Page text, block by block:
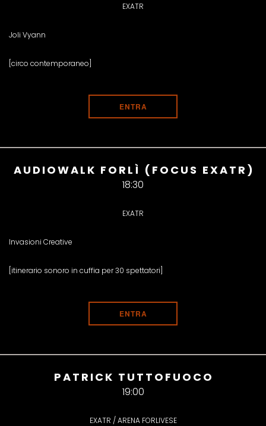
EXATR
Joli Vyann
[circo contemporaneo]
ENTRA
AUDIOWALK FORLÌ (FOCUS EXATR)
18:30
EXATR
Invasioni Creative
[itinerario sonoro in cuffia per 30 spettatori]
ENTRA
PATRICK TUTTOFUOCO
19:00
EXATR / ARENA FORLIVESE